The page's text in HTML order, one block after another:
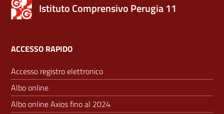
Istituto Comprensivo Perugia 11
ACCESSO RAPIDO
Accesso registro elettronico
Albo online
Albo online Axios fino al 2024